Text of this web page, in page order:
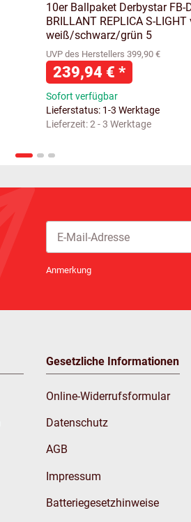
10er Ballpaket Derbystar FB-
BRILLANT REPLICA S-LIGHT
weiß/schwarz/grün 5
UVP des Herstellers 399,90 €
239,94 € *
Sofort verfügbar
Lieferstatus: 1-3 Werktage
Lieferzeit:2 - 3 Werktage
Anmerkung
Gesetzliche Informationen
Online-Widerrufsformular
Datenschutz
AGB
Impressum
Batteriegesetzhinweise